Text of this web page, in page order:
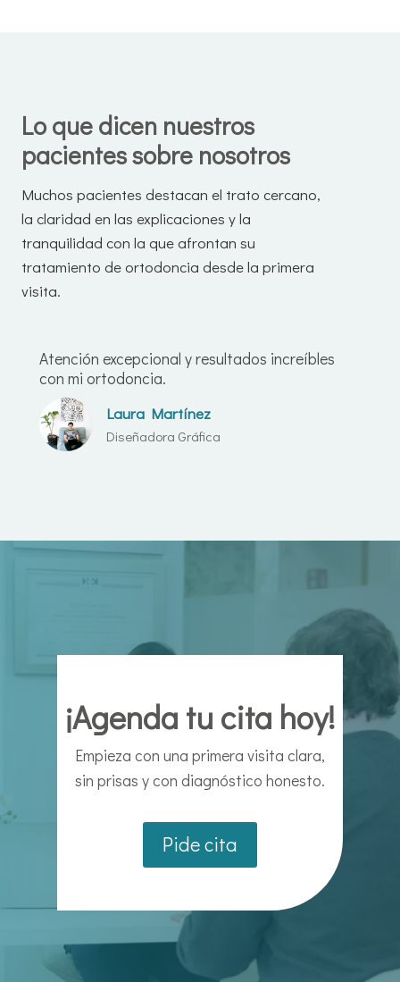
Lo que dicen nuestros
pacientes sobre nosotros
Muchos pacientes destacan el trato cercano,
la claridad en las explicaciones y la
tranquilidad con la que afrontan su
tratamiento de ortodoncia desde la primera
visita.
Atención excepcional y resultados increíbles
con mi ortodoncia.
Laura Martínez
Diseñadora Gráfica
¡Agenda tu cita hoy!
Empieza con una primera visita clara,
sin prisas y con diagnóstico honesto.
Pide cita